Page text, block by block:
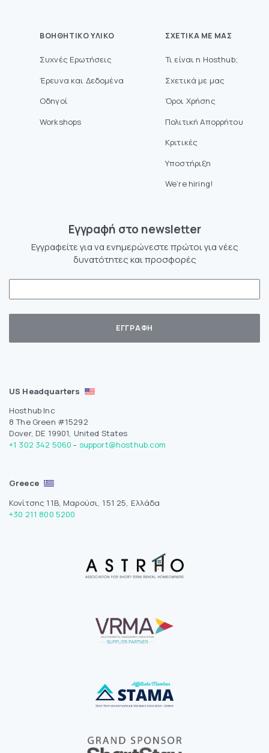
ΒΟΗΘΗΤΙΚΌ ΥΛΙΚΌ
Συχνές Ερωτήσεις
Έρευνα και Δεδομένα
Οδηγοί
Workshops
ΣΧΕΤΙΚΆ ΜΕ ΜΑΣ
Τι είναι η Hosthub;
Σχετικά με μας
Όροι Χρήσης
Πολιτική Απορρήτου
Κριτικές
Υποστήριξη
We’re hiring!
Eγγραφή στο newsletter
Εγγραφείτε για να ενημερώνεστε πρώτοι για νέες
δυνατότητες και προσφορές
US Headquarters
Hosthub Inc
8 The Green #15292
Dover, DE 19901, United States
+1 302 342 5060 - support@hosthub.com
Greece
Κονίτσης 11Β, Μαρούσι, 151 25, Ελλάδα
+30 211 800 5200